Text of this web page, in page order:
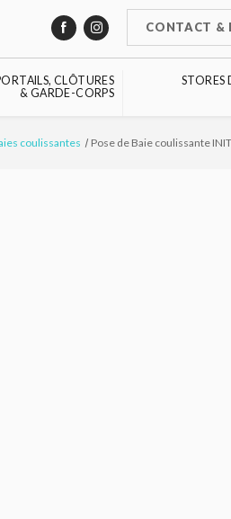
CONTACT &
CLÔTURES
& GARDE-CORPS
STORES
coulissantes Pose de Baie coulissante